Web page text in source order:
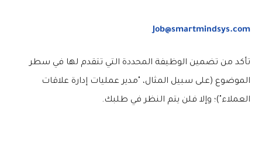
Job@smartmindsys.com
تأكد من تضمين الوظيفة المحددة التي تتقدم لها في سطر
الموضوع (على سبيل المثال، "مدير عمليات إدارة علاقات
العملاء")؛ وإلا فلن يتم النظر في طلبك.